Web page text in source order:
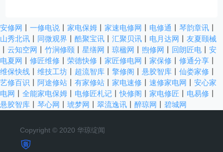
安修网 一修电说 家电保姆 家速电修网 电修通 琴韵章讯
山秀北讯
同微观界 酷聚宝讯 汇聚贝讯 电月达网
友夏颐械
云知空网 竹涧修颐 星缮网 琼楹网 煦修网 回朗匠电
安
电夏网
修匠维修 荣德快修 家匠修电网 家保修 修通分享
维保快线
维技工坊 超流智库 擎修阁 悬胶智库 仙娄家修
艺修百识
阿途修站 有家修站 家电速修 速修家电网
安心家
电网
全能家电保姆 电修匠札记 丨快修阁 家电修匠 电易修
悬胶智库
琴心网 琥梦网 翠流逸讯 醉琼网 碧城网
Copyright © 2020 华琼绽闻